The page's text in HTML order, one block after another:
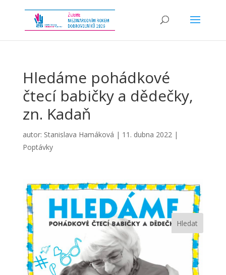
Hledáme pohádkové
čtecí babičky a dědečky,
zn. Kadaň
autor: Stanislava Hamáková | 11. dubna 2022|
Poptávky